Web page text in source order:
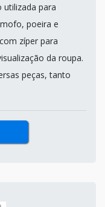
para
poeira e
zíper para
da roupa.
peças, tanto